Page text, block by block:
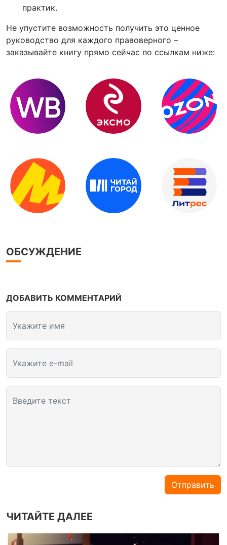
практик.
Не упустите возможность получить это ценное
руководство для каждого правоверного –
заказывайте книгу прямо сейчас по ссылкам ниже:
ОБСУЖДЕНИЕ
ДОБАВИТЬ КОММЕНТАРИЙ
Укажите имя
Укажите e-mail
Введите текст
Отправить
ЧИТАЙТЕ ДАЛЕЕ